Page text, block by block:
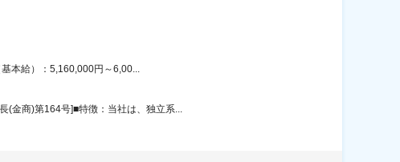
本給）：5,160,000円～6,00...
金商)第164号]■特徴：当社は、独立系...